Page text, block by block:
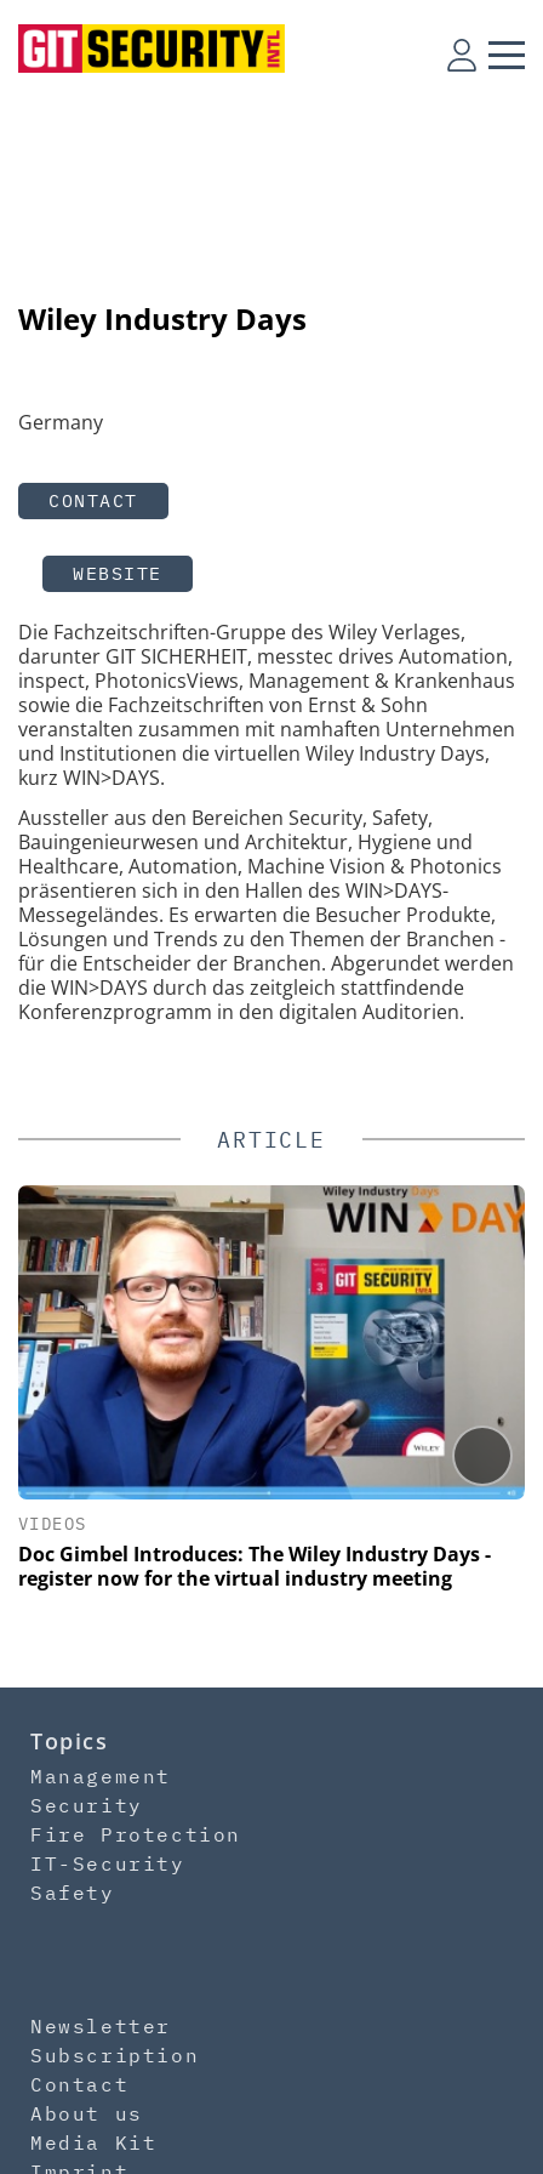
Wiley Industry Days
Germany
CONTACT
WEBSITE
Die Fachzeitschriften-Gruppe des Wiley Verlages,
darunter GIT SICHERHEIT, messtec drives Automation,
inspect, PhotonicsViews, Management & Krankenhaus
sowie die Fachzeitschriften von Ernst & Sohn
veranstalten zusammen mit namhaften Unternehmen
und Institutionen die virtuellen Wiley Industry Days,
kurz WIN>DAYS.
Aussteller aus den Bereichen Security, Safety,
Bauingenieurwesen und Architektur, Hygiene und
Healthcare, Automation, Machine Vision & Photonics
präsentieren sich in den Hallen des WIN>DAYS-
Messegeländes. Es erwarten die Besucher Produkte,
Lösungen und Trends zu den Themen der Branchen -
für die Entscheider der Branchen. Abgerundet werden
die WIN>DAYS durch das zeitgleich stattfindende
Konferenzprogramm in den digitalen Auditorien.
ARTICLE
VIDEOS
Doc Gimbel Introduces: The Wiley Industry Days -
register now for the virtual industry meeting
Topics
Management
Security
Fire Protection
IT-Security
Safety
Newsletter
Subscription
Contact
About us
Media Kit